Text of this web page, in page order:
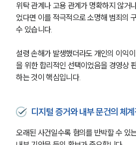
위탁 관계나 고용 관계가 명확하지 않거
었다면 이를 적극적으로 소명해 범죄의
수 있습니다.
설령 손해가 발생했더라도 개인의 이익
을 위한 합리적인 선택이었음을 경영상
하는 것이 핵심입니다.
디지털 증거와 내부 문건의 체
오래된 사건일수록 혐의를 반박할 수 있